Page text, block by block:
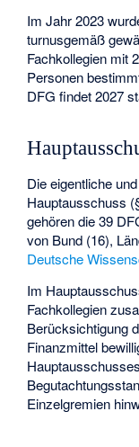
Im Jahr 2023
turnusgemäß
Fachkollegien mit
Personen
DFG findet 2027
Die eigentliche
Hauptausschuss
gehören die 39
von Bund (16),
Deutsche
Im
Fachkollegien
Berücksichtigung
Finanzmittel
Einzelgremien